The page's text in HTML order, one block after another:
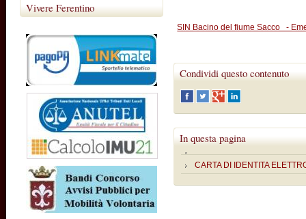
Vivere Ferentino
SIN Bacino del fiume Sacco -
Condividi questo contenuto
In questa pagina
CARTA DI IDENTITA